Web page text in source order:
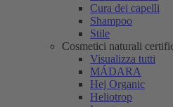
Cura dei capelli
Shampoo
Stile
Cosmetici naturali
Visualizza tutti
MÁDARA
Hej Organic
Heliotrop